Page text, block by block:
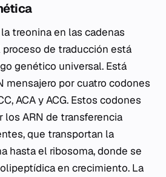
treonina en las cadenas
de traducción está
genético universal. Está
mensajero por cuatro codones
ACA y ACG. Estos codones
los ARN de transferencia
que transportan la
hasta el ribosoma, donde se
en crecimiento. La